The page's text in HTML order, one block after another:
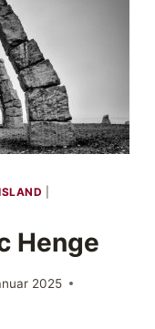
Henge
2025